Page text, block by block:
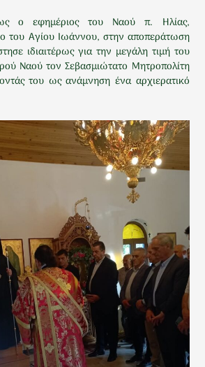
ο εφημέριος του Ναού π. Ηλίας,
του Αγίου Ιωάννου, στην αποπεράτωση
ιδιαιτέρως για την μεγάλη τιμή του
Ναού τον Σεβασμιώτατο Μητροπολίτη
του ως ανάμνηση ένα αρχιερατικό